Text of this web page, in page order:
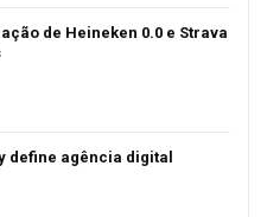
de Heineken 0.0 e Strava
define agência digital